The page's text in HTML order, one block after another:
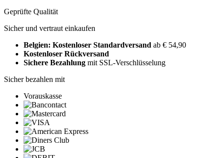
Geprüfte Qualität
Sicher und vertraut einkaufen
Belgien: Kostenloser Standardversand ab € 54,90
Kostenloser Rückversand
Sichere Bezahlung mit SSL-Verschlüsselung
Sicher bezahlen mit
Vorauskasse